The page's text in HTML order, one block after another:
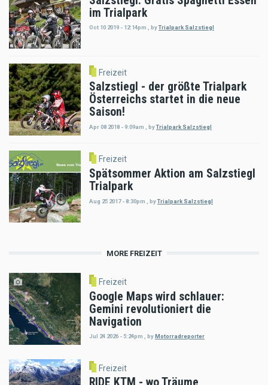
im Trialpark
Oct 10 2019 - 12:14pm byTrialpark Salzstiegl
Freizeit
Salzstiegl - der größte Trialpark
Österreichs startet in die neue
Saison!
Apr 08 2018 - 9:09am byTrialpark Salzstiegl
Freizeit
Spätsommer Aktion am Salzstiegl
Trialpark
Aug 25 2017 - 8:30pm byTrialpark Salzstiegl
MORE FREIZEIT
Freizeit
Google Maps wird schlauer:
Gemini revolutioniert die
Navigation
Jul 24 2026 - 5:24pm byMotorradreporter
Freizeit